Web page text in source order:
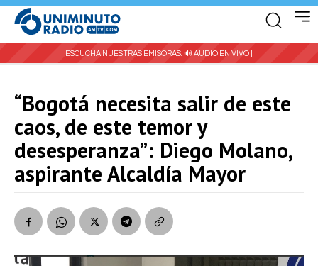
ESCUCHA NUESTRAS EMISORAS: 🔊 AUDIO EN VIVO |
“Bogotá necesita salir de este
caos, de este temor y
desesperanza”: Diego Molano,
aspirante Alcaldía Mayor